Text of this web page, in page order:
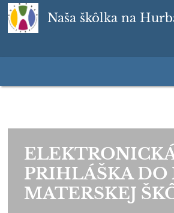
Naša škôlka na
PRIHLÁŠKA DO
MATERSKEJ